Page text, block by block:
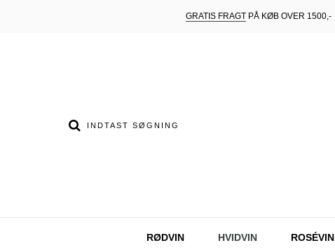
GRATIS FRAGTPÅ KØB OVER 1500,-
RØDVIN HVIDVIN ROSÉVIN